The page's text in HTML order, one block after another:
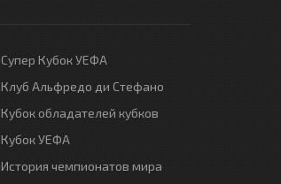
Супер Кубок УЕФА
Клуб Альфредо ди Стефано
Кубок обладателей кубков
Кубок УЕФА
История чемпионатов мира